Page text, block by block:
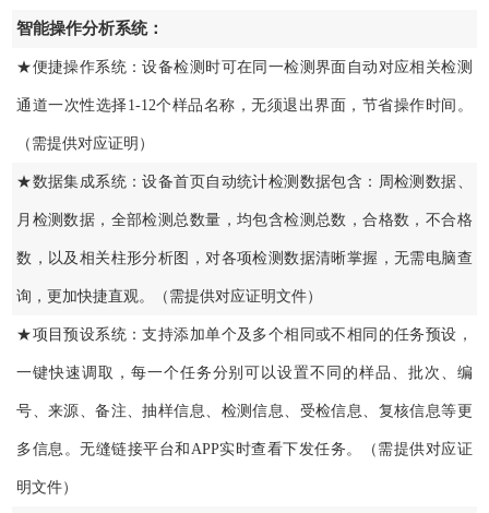
智能操作分析系统：
★便捷操作系统：设备检测时可在同一检测界面自动对应相关检测
通道一次性选择1-12个样品名称，无须退出界面，节省操作时间。
（需提供对应证明）
★数据集成系统：设备首页自动统计检测数据包含：周检测数据、
月检测数据，全部检测总数量，均包含检测总数，合格数，不合格
数，以及相关柱形分析图，对各项检测数据清晰掌握，无需电脑查
询，更加快捷直观。（需提供对应证明文件）
★项目预设系统：支持添加单个及多个相同或不相同的任务预设，
一键快速调取，每一个任务分别可以设置不同的样品、批次、编
号、来源、备注、抽样信息、检测信息、受检信息、复核信息等更
多信息。无缝链接平台和APP实时查看下发任务。（需提供对应证
明文件）